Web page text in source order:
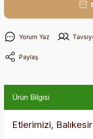
Yorum Yaz
Paylaş
Ürün Bilgisi
Etlerimizi,